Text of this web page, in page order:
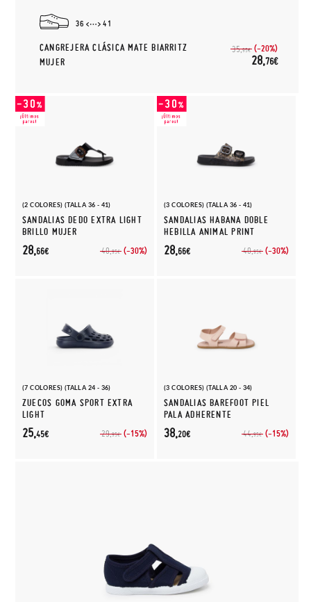
36 41
CANGREJERA CLÁSICA MATE BIARRITZ
MUJER
35,95€ (-20%)
28,76€
(2 COLORES) (TALLA 36 - 41)
SANDALIAS DEDO EXTRA LIGHT
BRILLO MUJER
40,95€ (-30%)
28,66€
(3 COLORES) (TALLA 36 - 41)
SANDALIAS HABANA DOBLE
HEBILLA ANIMAL PRINT
40,95€ (-30%)
28,66€
(7 COLORES) (TALLA 24 - 36)
ZUECOS GOMA SPORT EXTRA
LIGHT
29,95€ (-15%)
25,45€
(3 COLORES) (TALLA 20 - 34)
SANDALIAS BAREFOOT PIEL
PALA ADHERENTE
44,95€ (-15%)
38,20€